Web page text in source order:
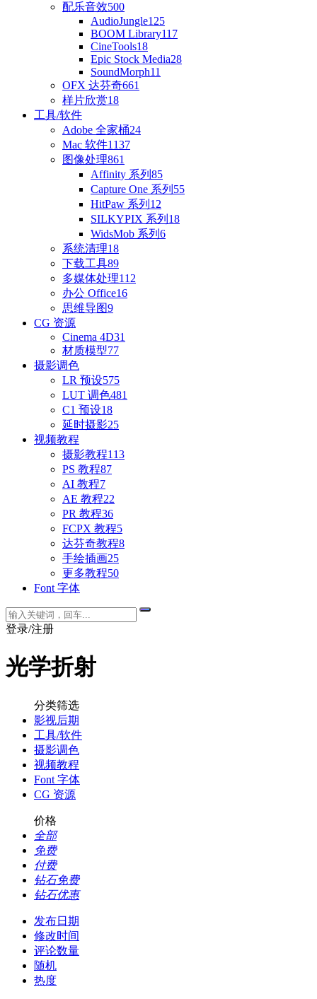
配乐音效500
AudioJungle125
BOOM Library117
CineTools18
Epic Stock Media28
SoundMorph11
OFX 达芬奇661
样片欣赏18
工具/软件
Adobe 全家桶24
Mac 软件1137
图像处理861
Affinity 系列 85
Capture One 系列 55
HitPaw 系列 12
SILKYPIX 系列 18
WidsMob 系列 6
系统清理18
下载工具89
多媒体处理112
办公 Office16
思维导图9
CG 资源
Cinema 4D31
材质模型77
摄影调色
LR 预设575
LUT 调色481
C1 预设18
延时摄影25
视频教程
摄影教程113
PS 教程87
AI 教程7
AE 教程22
PR 教程36
FCPX 教程5
达芬奇教程8
手绘插画25
更多教程50
Font 字体
登录/注册
光学折射
分类筛选
影视后期
工具/软件
摄影调色
视频教程
Font 字体
CG 资源
价格
全部
免费
付费
钻石免费
钻石优惠
发布日期
修改时间
评论数量
随机
热度